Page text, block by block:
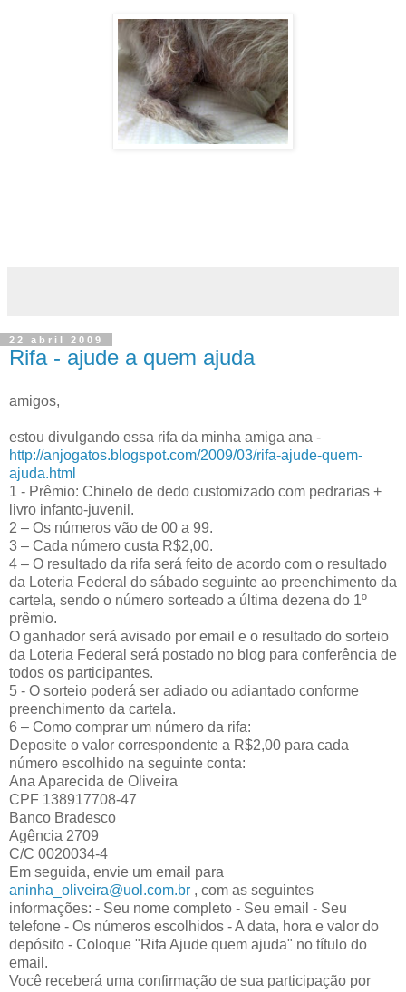
22 abril 2009
Rifa - ajude a quem ajuda
amigos,
estou divulgando essa rifa da minha amiga ana -
http://anjogatos.blogspot.com/2009/03/rifa-ajude-quem-
ajuda.html
1 - Prêmio: Chinelo de dedo customizado com pedrarias +
livro infanto-juvenil.
2 – Os números vão de 00 a 99.
3 – Cada número custa R$2,00.
4 – O resultado da rifa será feito de acordo com o resultado
da Loteria Federal do sábado seguinte ao preenchimento da
cartela, sendo o número sorteado a última dezena do 1º
prêmio.
O ganhador será avisado por email e o resultado do sorteio
da Loteria Federal será postado no blog para conferência de
todos os participantes.
5 - O sorteio poderá ser adiado ou adiantado conforme
preenchimento da cartela.
6 – Como comprar um número da rifa:
Deposite o valor correspondente a R$2,00 para cada
número escolhido na seguinte conta:
Ana Aparecida de Oliveira
CPF 138917708-47
Banco Bradesco
Agência 2709
C/C 0020034-4
Em seguida, envie um email para
aninha_oliveira@uol.com.br , com as seguintes
informações: - Seu nome completo - Seu email - Seu
telefone - Os números escolhidos - A data, hora e valor do
depósito - Coloque "Rifa Ajude quem ajuda" no título do
email.
Você receberá uma confirmação de sua participação por